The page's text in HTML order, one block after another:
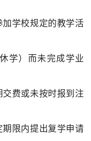
加学校规定的教学活
学）而未完成学业
交费或未按时报到注
期限内提出复学申请